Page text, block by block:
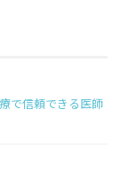
で信頼できる医師